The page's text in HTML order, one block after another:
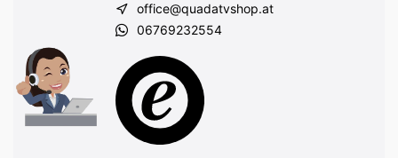
office@quadatvshop.at
06769232554